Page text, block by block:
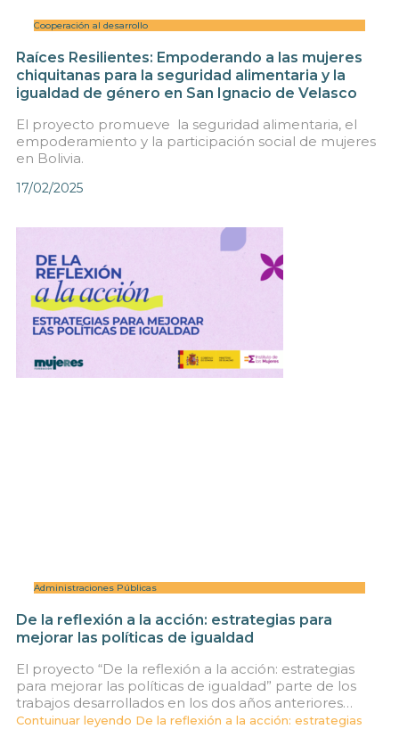
Cooperación al desarrollo
Raíces Resilientes: Empoderando a las mujeres
chiquitanas para la seguridad alimentaria y la
igualdad de género en San Ignacio de Velasco
El proyecto promueve la seguridad alimentaria, el
empoderamiento y la participación social de mujeres
en Bolivia.
17/02/2025
Administraciones Públicas
De la reflexión a la acción: estrategias para
mejorar las políticas de igualdad
El proyecto “De la reflexión a la acción: estrategias
para mejorar las políticas de igualdad” parte de los
trabajos desarrollados en los dos años anteriores…
Contuinuar leyendo De la reflexión a la acción: estrategias